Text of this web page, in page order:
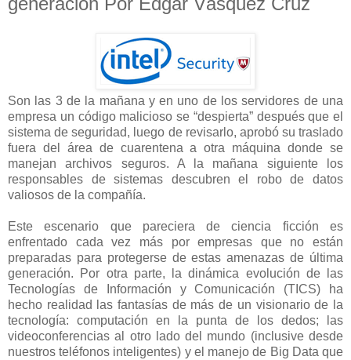
Son las 3 de la mañana y en uno de los servidores de una
empresa un código malicioso se “despierta” después que el
sistema de seguridad, luego de revisarlo, aprobó su traslado
fuera del área de cuarentena a otra máquina donde se
manejan archivos seguros. A la mañana siguiente los
responsables de sistemas descubren el robo de datos
valiosos de la compañía.
Este escenario que pareciera de ciencia ficción es
enfrentado cada vez más por empresas que no están
preparadas para protegerse de estas amenazas de última
generación. Por otra parte, la dinámica evolución de las
Tecnologías de Información y Comunicación (TICS) ha
hecho realidad las fantasías de más de un visionario de la
tecnología: computación en la punta de los dedos; las
videoconferencias al otro lado del mundo (inclusive desde
nuestros teléfonos inteligentes) y el manejo de Big Data que